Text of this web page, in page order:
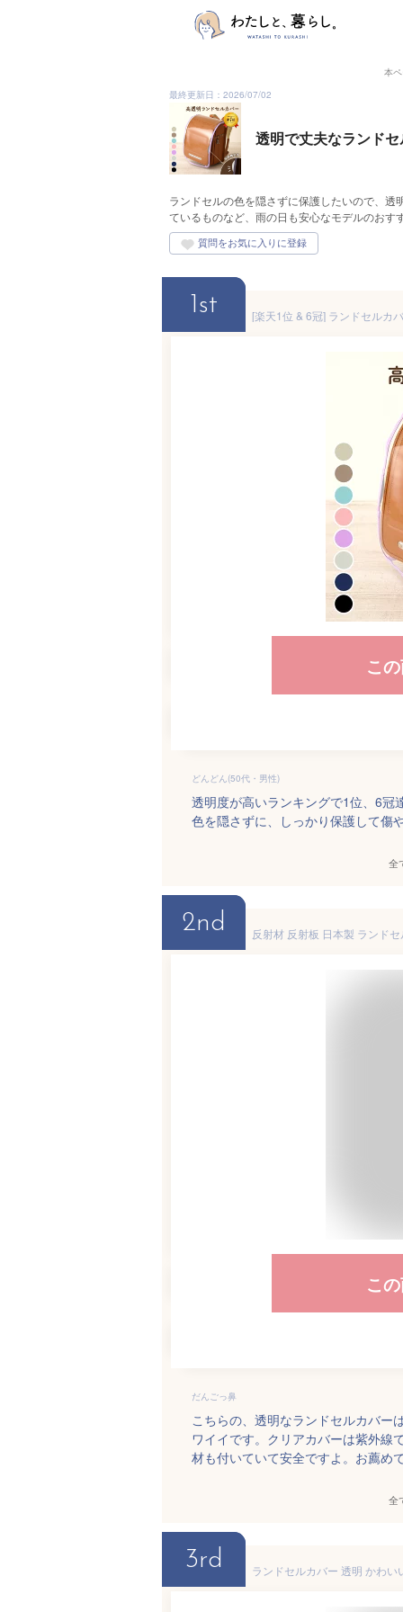
本
最終更新日：2026/07/02
透明で丈夫なランド
ランドセルの色を隠さずに保護したいので、
ているものなど、雨の日も安心なモデルのおす
1st
こ
どんどん(50代・男性)
透明度が高いランキングで1位、6冠
色を隠さずに、しっかり保護して傷
全
2nd
こ
だんごっ鼻
こちらの、透明なランドセルカバー
ワイイです。クリアカバーは紫外線
材も付いていて安全ですよ。お薦め
全
3rd